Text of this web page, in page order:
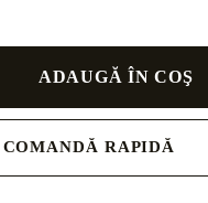
Motor
COMANDĂ RAPIDĂ